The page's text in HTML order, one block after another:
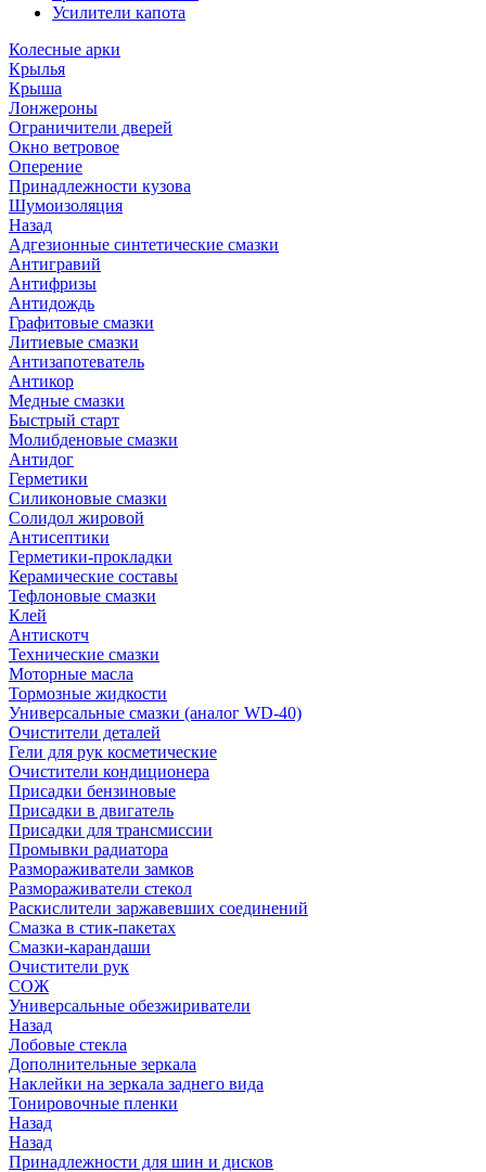
Усилители капота
Колесные арки
Крылья
Крыша
Лонжероны
Ограничители дверей
Окно ветровое
Оперение
Принадлежности кузова
Шумоизоляция
Назад
Адгезионные синтетические смазки
Антигравий
Антифризы
Антидождь
Графитовые смазки
Литиевые смазки
Антизапотеватель
Антикор
Медные смазки
Быстрый старт
Молибденовые смазки
Антидог
Герметики
Силиконовые смазки
Солидол жировой
Антисептики
Герметики-прокладки
Керамические составы
Тефлоновые смазки
Клей
Антискотч
Технические смазки
Моторные масла
Тормозные жидкости
Универсальные смазки (аналог WD-40)
Очистители деталей
Гели для рук косметические
Очистители кондиционера
Присадки бензиновые
Присадки в двигатель
Присадки для трансмиссии
Промывки радиатора
Размораживатели замков
Размораживатели стекол
Раскислители заржавевших соединений
Смазка в стик-пакетах
Смазки-карандаши
Очистители рук
СОЖ
Универсальные обезжириватели
Назад
Лобовые стекла
Дополнительные зеркала
Наклейки на зеркала заднего вида
Тонировочные пленки
Назад
Назад
Принадлежности для шин и дисков